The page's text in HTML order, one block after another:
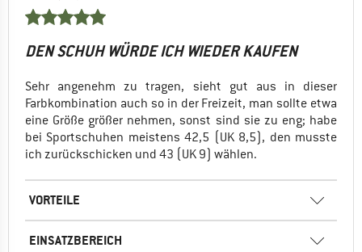
DEN SCHUH WÜRDE ICH WIEDER KAUFEN
Sehr angenehm zu tragen, sieht gut aus in dieser
Farbkombination auch so in der Freizeit, man sollte etwa
eine Größe größer nehmen, sonst sind sie zu eng; habe
bei Sportschuhen meistens 42,5 (UK 8,5), den musste
ich zurückschicken und 43 (UK 9) wählen.
VORTEILE
EINSATZBEREICH